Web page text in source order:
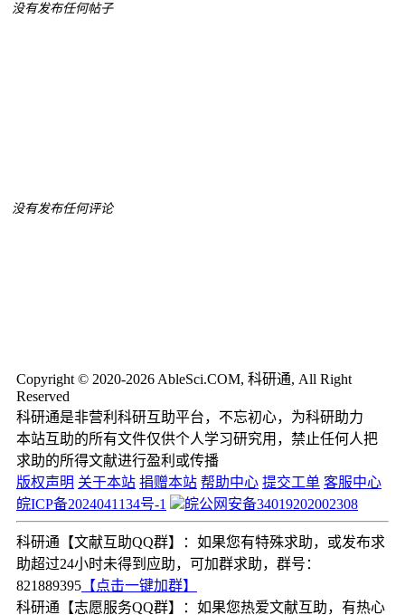
没有发布任何帖子
没有发布任何评论
Copyright © 2020-2026 AbleSci.COM, 科研通, All Right
Reserved
科研通是非营利科研互助平台，不忘初心，为科研助力
本站互助的所有文件仅供个人学习研究用，禁止任何人把
求助的所得文献进行盈利或传播
版权声明 关于本站 捐赠本站 帮助中心 提交工单 客服中心
皖ICP备2024041134号-1
皖公网安备34019202002308
科研通【文献互助QQ群】：如果您有特殊求助，或发布求
助超过24小时未得到应助，可加群求助，群号：
821889395 【点击一键加群】
科研通【志愿服务QQ群】：如果您热爱文献互助，有热心